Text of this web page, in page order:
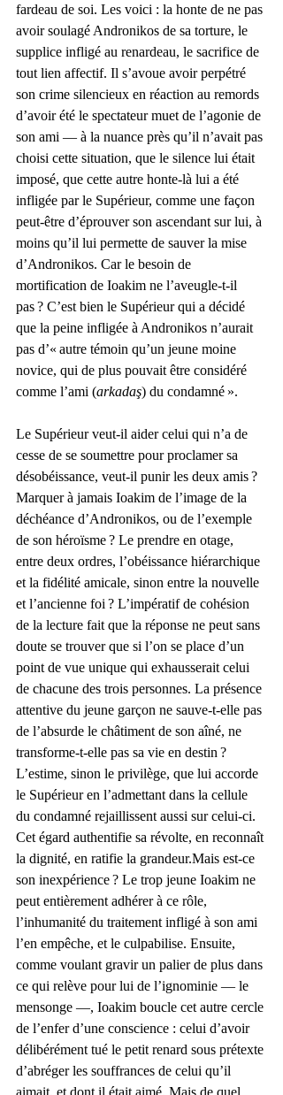
fardeau de soi. Les voici : la honte de ne pas
avoir soulagé Andronikos de sa torture, le
supplice infligé au renardeau, le sacrifice de
tout lien affectif. Il s’avoue avoir perpétré
son crime silencieux en réaction au remords
d’avoir été le spectateur muet de l’agonie de
son ami — à la nuance près qu’il n’avait pas
choisi cette situation, que le silence lui était
imposé, que cette autre honte-là lui a été
infligée par le Supérieur, comme une façon
peut-être d’éprouver son ascendant sur lui, à
moins qu’il lui permette de sauver la mise
d’Andronikos. Car le besoin de
mortification de Ioakim ne l’aveugle-t-il
pas ? C’est bien le Supérieur qui a décidé
que la peine infligée à Andronikos n’aurait
pas d’« autre témoin qu’un jeune moine
novice, qui de plus pouvait être considéré
comme l’ami (arkadaş) du condamné ».
Le Supérieur veut-il aider celui qui n’a de
cesse de se soumettre pour proclamer sa
désobéissance, veut-il punir les deux amis ?
Marquer à jamais Ioakim de l’image de la
déchéance d’Andronikos, ou de l’exemple
de son héroïsme ? Le prendre en otage,
entre deux ordres, l’obéissance hiérarchique
et la fidélité amicale, sinon entre la nouvelle
et l’ancienne foi ? L’impératif de cohésion
de la lecture fait que la réponse ne peut sans
doute se trouver que si l’on se place d’un
point de vue unique qui exhausserait celui
de chacune des trois personnes. La présence
attentive du jeune garçon ne sauve-t-elle pas
de l’absurde le châtiment de son aîné, ne
transforme-t-elle pas sa vie en destin ?
L’estime, sinon le privilège, que lui accorde
le Supérieur en l’admettant dans la cellule
du condamné rejaillissent aussi sur celui-ci.
Cet égard authentifie sa révolte, en reconnaît
la dignité, en ratifie la grandeur.Mais est-ce
son inexpérience ? Le trop jeune Ioakim ne
peut entièrement adhérer à ce rôle,
l’inhumanité du traitement infligé à son ami
l’en empêche, et le culpabilise. Ensuite,
comme voulant gravir un palier de plus dans
ce qui relève pour lui de l’ignominie — le
mensonge —, Ioakim boucle cet autre cercle
de l’enfer d’une conscience : celui d’avoir
délibérément tué le petit renard sous prétexte
d’abréger les souffrances de celui qu’il
aimait, et dont il était aimé. Mais de quel